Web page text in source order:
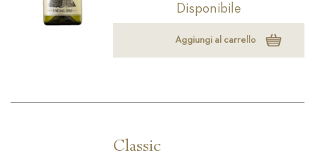
Disponibile
Aggiungi al carrello
Classic